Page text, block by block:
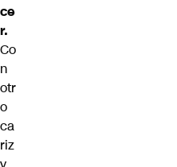
ce
r.
Co
n
otr
o
ca
riz